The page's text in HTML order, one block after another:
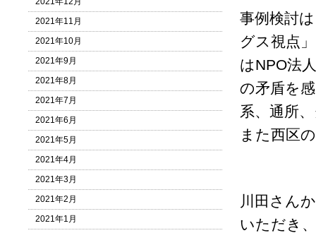
事例検討
グス視点
はNPO法
の矛盾を
系、通所
また西区
川田さん
いただき
2021年11月
2021年10月
2021年9月
2021年8月
2021年7月
2021年6月
2021年5月
2021年4月
2021年3月
2021年2月
2021年1月